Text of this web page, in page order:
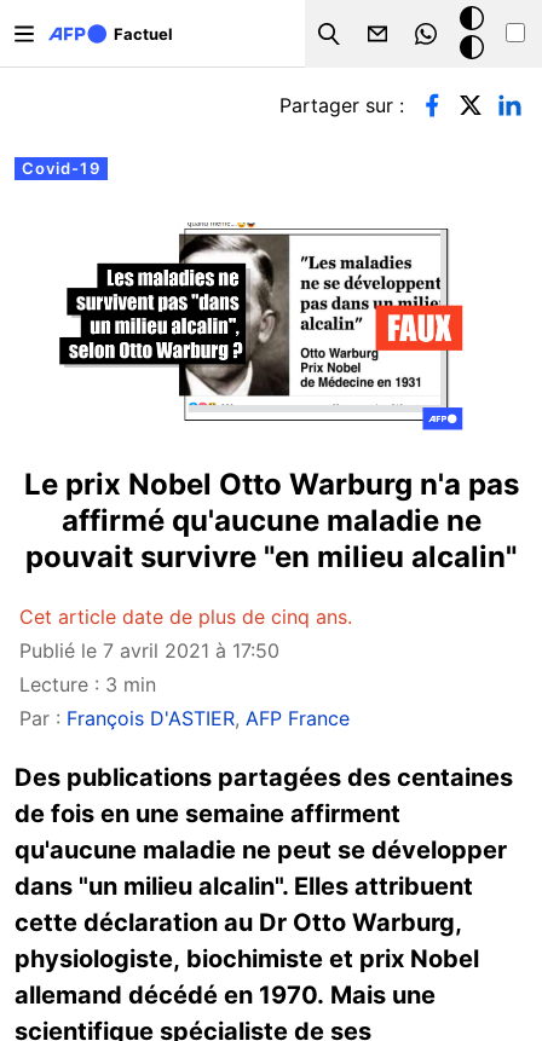
Factuel
Search
Mode
sombre
Onglets principaux
Covid-19
Partager sur :
Le prix Nobel Otto Warburg n'a pas
affirmé qu'aucune maladie ne
pouvait survivre "en milieu alcalin"
Cet article date de plus de cinq ans.
Publié le 7 avril 2021 à 17:50
Lecture : 3 min
Par : François D'ASTIER, AFP France
Des publications partagées des centaines
de fois en une semaine affirment
qu'aucune maladie ne peut se développer
dans "un milieu alcalin". Elles attribuent
cette déclaration au Dr Otto Warburg,
physiologiste, biochimiste et prix Nobel
allemand décédé en 1970. Mais une
scientifique spécialiste de ses